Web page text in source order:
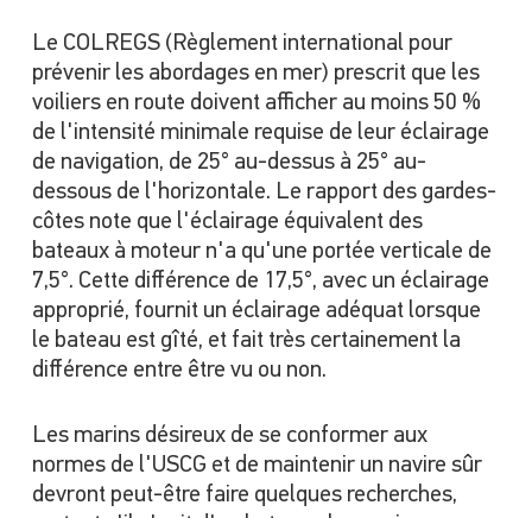
Le COLREGS (Règlement international pour
prévenir les abordages en mer) prescrit que les
voiliers en route doivent afficher au moins 50 %
de l'intensité minimale requise de leur éclairage
de navigation, de 25° au-dessus à 25° au-
dessous de l'horizontale. Le rapport des gardes-
côtes note que l'éclairage équivalent des
bateaux à moteur n'a qu'une portée verticale de
7,5°. Cette différence de 17,5°, avec un éclairage
approprié, fournit un éclairage adéquat lorsque
le bateau est gîté, et fait très certainement la
différence entre être vu ou non.
Les marins désireux de se conformer aux
normes de l'USCG et de maintenir un navire sûr
devront peut-être faire quelques recherches,